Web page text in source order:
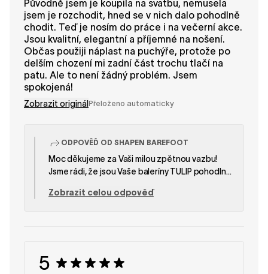
Původně jsem je koupila na svatbu, nemusela
jsem je rozchodit, hned se v nich dalo pohodlně
chodit. Teď je nosím do práce i na večerní akce.
Jsou kvalitní, elegantní a příjemné na nošení.
Občas použiji náplast na puchýře, protože po
delším chození mi zadní část trochu tlačí na
patu. Ale to není žádný problém. Jsem
spokojená!
Zobrazit originál Přeloženo automaticky
ODPOVĚĎ OD SHAPEN BAREFOOT
Moc děkujeme za Vaši milou zpětnou vazbu!
Jsme rádi, že jsou Vaše baleríny TULIP pohodlné,
příležitosti, tak na každodenní nošení! Tým
Zobrazit celou odpověď
5